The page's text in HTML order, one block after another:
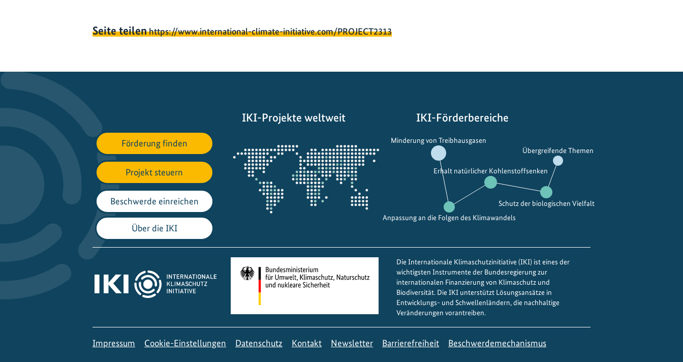
Seite teilenhttps://www.international-climate-initiative.com/PROJECT2313
Förderung finden
Projekt steuern
Beschwerde einreichen
Über die IKI
IKI-Projekte weltweit
Projektkarte
IKI-Förderbereiche
Minderung von Treibhausgasen
Anpassung an die Folgen des Klimawandels
Erhalt natürlicher Kohlenstoffsenken
Schutz der biologischen Vielfalt
Übergreifende Themen
Die Internationale Klimaschutzinitiative (IKI) ist eines der
wichtigsten Instrumente der Bundesregierung zur
internationalen Finanzierung von Klimaschutz und
Biodiversität. Die IKI unterstützt Lösungsansätze in
Entwicklungs- und Schwellenländern, die nachhaltige
Veränderungen vorantreiben.
Impressum Cookie-Einstellungen Datenschutz Kontakt Newsletter Barrierefreiheit
Beschwerdemechanismus